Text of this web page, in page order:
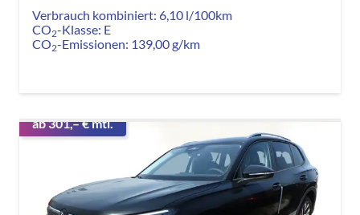
Verbrauch kombiniert: 6,10 l/100km
CO2-Klasse: E
CO2-Emissionen: 139,00 g/km
ab 301,– € mtl.